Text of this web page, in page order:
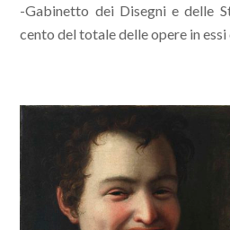
-Gabinetto dei Disegni e delle
cento del totale delle opere in essi